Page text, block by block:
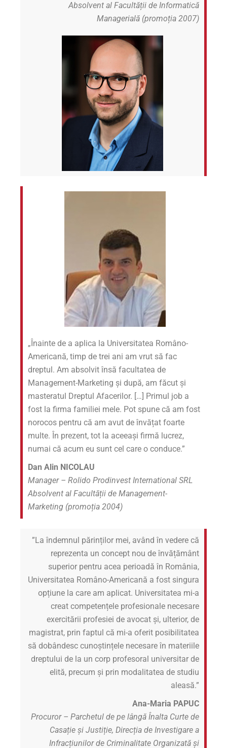
Absolvent al Facultății de Informatică
Managerială (promoția 2007)
„Înainte de a aplica la Universitatea Româno-
Americană, timp de trei ani am vrut să fac
dreptul. Am absolvit însă facultatea de
Management-Marketing și după, am făcut și
masteratul Dreptul Afacerilor. […] Primul job a
fost la firma familiei mele. Pot spune că am fost
norocos pentru că am avut de învățat foarte
multe. În prezent, tot la aceeași firmă lucrez,
numai că acum eu sunt cel care o conduce.”
Dan Alin NICOLAU
Manager – Rolido Prodinvest International SRL
Absolvent al Facultății de Management-
Marketing (promoția 2004)
”La îndemnul părinților mei, având în vedere că
reprezenta un concept nou de învățământ
superior pentru acea perioadă în România,
Universitatea Româno-Americană a fost singura
opțiune la care am aplicat. Universitatea mi-a
creat competențele profesionale necesare
exercitării profesiei de avocat și, ulterior, de
magistrat, prin faptul că mi-a oferit posibilitatea
să dobândesc cunoștințele necesare în materiile
dreptului de la un corp profesoral universitar de
elită, precum și prin modalitatea de studiu
aleasă.”
Ana-Maria PAPUC
Procuror – Parchetul de pe lângă Înalta Curte de
Casație și Justiție, Direcția de Investigare a
Infracțiunilor de Criminalitate Organizată și